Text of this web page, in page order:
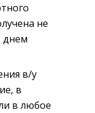
не
днем
в/у
в
в любое